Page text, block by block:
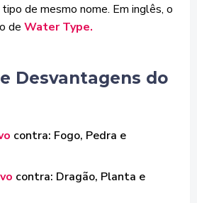
de mesmo nome. Em inglês, o
de Water Type.
Desvantagens do
contra: Fogo, Pedra e
contra: Dragão, Planta e